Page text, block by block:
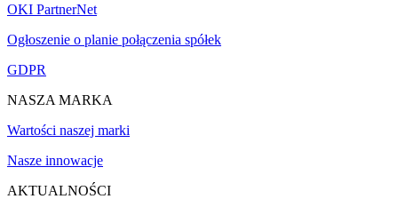
OKI PartnerNet
Ogłoszenie o planie połączenia spółek
GDPR
NASZA MARKA
Wartości naszej marki
Nasze innowacje
AKTUALNOŚCI